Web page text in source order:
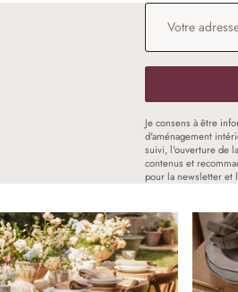
Adresse e-mail
Je consens à être
d'aménagement
suivi, l'ouverture de
contenus et
pour la newsletter et